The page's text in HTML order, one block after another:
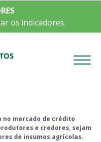
os indicadores.
no mercado de crédito
e credores, sejam
de insumos agrícolas.